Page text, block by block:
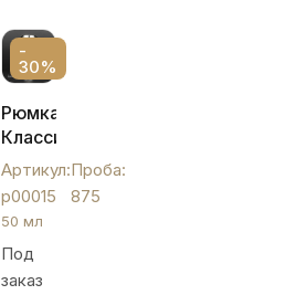
-
30%
Рюмка
Классика
Кубачинская
орнаментом
и
гравировкой,
р00015
Артикул:
р00015
Проба:
875
50 мл
Под
заказ